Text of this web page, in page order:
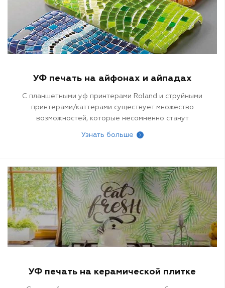
УФ печать на айфонах и айпадах
С планшетными уф принтерами Roland и струйными
принтерами/каттерами существует множество
возможностей, которые несомненно станут
Примеры, приведенные в этой статье, являются
Узнать больше
УФ печать на керамической плитке